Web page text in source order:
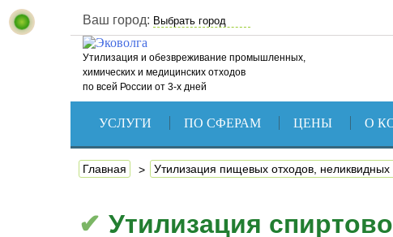
Ваш город:
Утилизация и обезвреживание промышленных,
химических и медицинских отходов
по всей России от 3-х дней
УСЛУГИ ПО СФЕРАМ ЦЕНЫ О
Главная Утилизация пищевых отходов, неликвидных
Утилизация